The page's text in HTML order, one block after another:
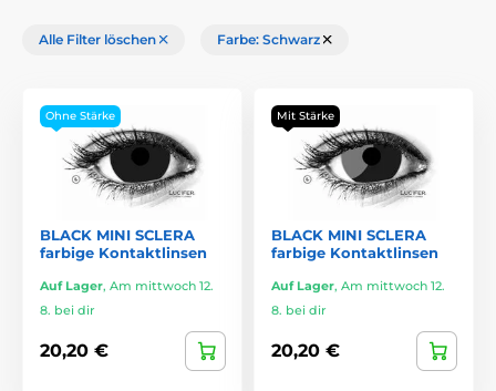
Alle Filter löschen Farbe: Schwarz
Ohne Stärke
BLACK MINI SCLERA
farbige Kontaktlinsen
Auf Lager, Am mittwoch 12.
8. bei dir
20,20 €
Mit Stärke
BLACK MINI SCLERA
farbige Kontaktlinsen
Auf Lager, Am mittwoch 12.
8. bei dir
20,20 €